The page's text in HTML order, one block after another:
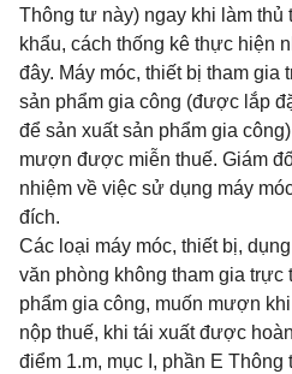
Thông tư này) ngay khi làm thủ
khẩu, cách thống kê thực hiện
đây. Máy móc, thiết bị tham gia
sản phẩm gia công (được lắp
để sản xuất sản phẩm gia
mượn được miễn thuế. Giám
nhiệm về việc sử dụng máy
đích.
Các loại máy móc, thiết bị,
văn phòng không tham gia trực
phẩm gia công, muốn mượn
nộp thuế, khi tái xuất được
điểm 1.m, mục I, phần E